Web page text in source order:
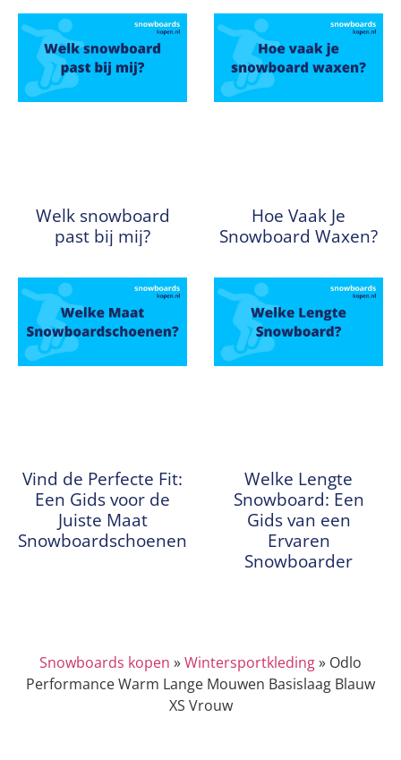
Welk snowboard
past bij mij?
Hoe Vaak Je
Snowboard Waxen?
Vind de Perfecte Fit:
Een Gids voor de
Juiste Maat
Snowboardschoenen
Welke Lengte
Snowboard: Een
Gids van een
Ervaren
Snowboarder
Snowboards kopen »Wintersportkleding» Odlo
Performance Warm Lange Mouwen Basislaag Blauw
XS Vrouw